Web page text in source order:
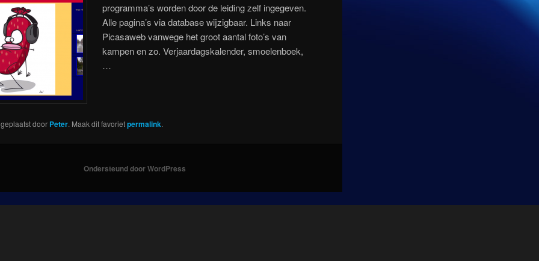
programma’s worden door de leiding zelf ingegeven.
Alle pagina’s via database wijzigbaar. Links naar
Picasaweb vanwege het groot aantal foto’s van
kampen en zo. Verjaardagskalender, smoelenboek,
…
door Peter. Maak dit favorietpermalink.
Ondersteund door WordPress